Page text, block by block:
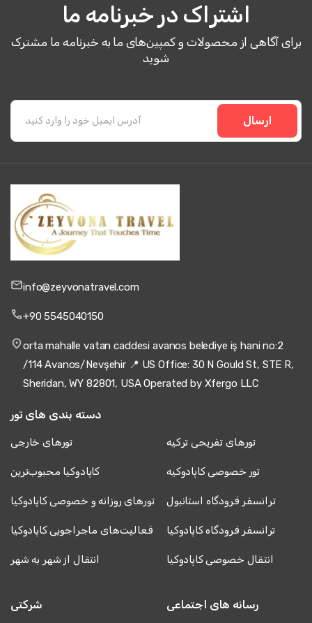
اشتراک در خبرنامه ما
برای آگاهی از محصولات و کمپین‌های ما به خبرنامه ما مشترک
شوید
ارسال
info@zeyvonatravel.com
+90 5545040150
orta mahalle vatan caddesi avanos belediye iş hani no:2
/114 Avanos/Nevşehir 📍 US Office: 30 N Gould St, STE R,
Sheridan, WY 82801, USA Operated by Xfergo LLC
دسته بندی های تور
تورهای خارجی تورهای تفریحی ترکیه
کاپادوکیا محبوب‌ترین تور خصوصی کاپادوکیه
تورهای روزانه و خصوصی کاپادوکیا ترانسفر فرودگاه استانبول
فعالیت‌های ماجراجویی کاپادوکیا ترانسفر فرودگاه کاپادوکیا
انتقال از شهر به شهر انتقال خصوصی کاپادوکیا
شرکتی رسانه های اجتماعی